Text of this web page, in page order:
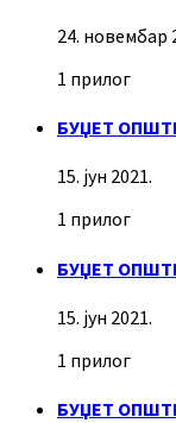
24. новембар
1 прилог
БУЏЕТ
15. јун 2021.
1 прилог
БУЏЕТ
15. јун 2021.
1 прилог
БУЏЕТ